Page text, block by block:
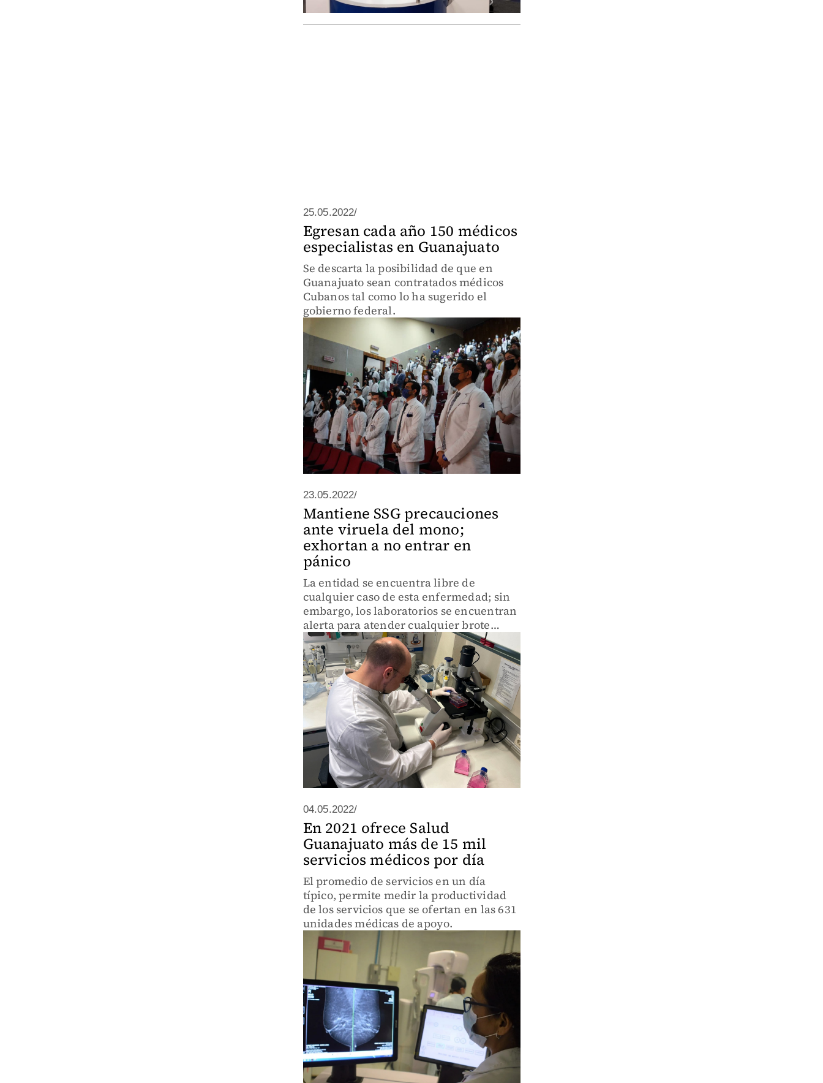
25.05.2022/
Egresan cada año 150 médicos
especialistas en Guanajuato
Se descarta la posibilidad de que en
Guanajuato sean contratados médicos
Cubanos tal como lo ha sugerido el
gobierno federal.
23.05.2022/
Mantiene SSG precauciones
ante viruela del mono;
exhortan a no entrar en
pánico
La entidad se encuentra libre de
cualquier caso de esta enfermedad; sin
embargo, los laboratorios se encuentran
alerta para atender cualquier brote
sospechoso.
04.05.2022/
En 2021 ofrece Salud
Guanajuato más de 15 mil
servicios médicos por día
El promedio de servicios en un día
típico, permite medir la productividad
de los servicios que se ofertan en las 631
unidades médicas de apoyo.